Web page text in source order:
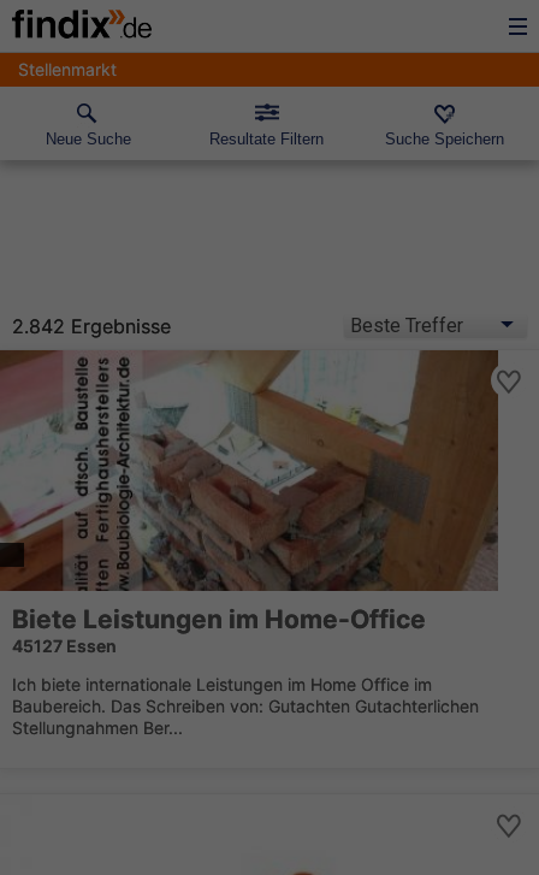
Stellenmarkt
Neue Suche Resultate Filtern Suche Speichern
2.842 Ergebnisse
Biete Leistungen im Home-Office
45127 Essen
Ich biete internationale Leistungen im Home Office im
Baubereich. Das Schreiben von: Gutachten Gutachterlichen
Stellungnahmen Ber...